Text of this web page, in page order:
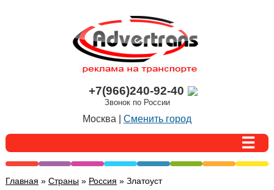
+7(966)240-92-40
Звонок по России
Москва | Сменить город
Главная » Страны» Россия » Златоуст